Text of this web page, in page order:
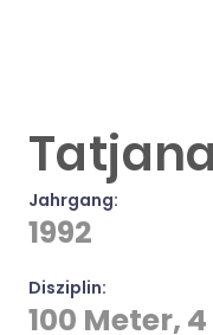
Jahrgang:
1992
Disziplin:
100 Meter,